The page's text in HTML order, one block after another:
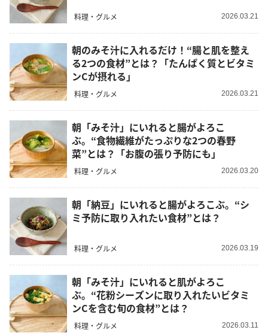
料理・グルメ 2026.03.21
朝のみそ汁に入れるだけ！“腸と肌を整え
る2つの食材”とは？「たんぱく質とビタミ
ンCが摂れる」
料理・グルメ 2026.03.21
朝「みそ汁」にいれると腸がよろこ
ぶ。“食物繊維がたっぷりな2つの春野
菜”とは？「お腹の張り予防にも」
料理・グルメ 2026.03.20
朝「納豆」にいれると腸がよろこぶ。“シ
ミ予防に取り入れたい食材”とは？
料理・グルメ 2026.03.19
朝「みそ汁」にいれると肌がよろこ
ぶ。“花粉シーズンに取り入れたいビタミ
ンCを含む旬の食材”とは？
料理・グルメ 2026.03.11